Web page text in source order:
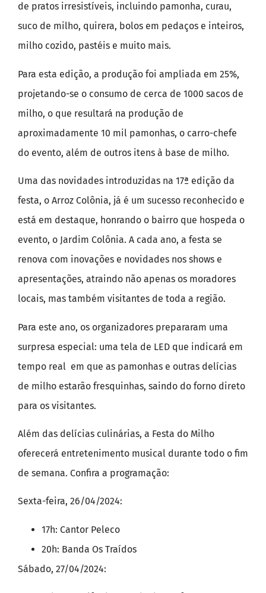
de pratos irresistíveis, incluindo pamonha, curau,
suco de milho, quirera, bolos em pedaços e inteiros,
milho cozido, pastéis e muito mais.
Para esta edição, a produção foi ampliada em 25%,
projetando-se o consumo de cerca de 1000 sacos de
milho, o que resultará na produção de
aproximadamente 10 mil pamonhas, o carro-chefe
do evento, além de outros itens à base de milho.
Uma das novidades introduzidas na 17ª edição da
festa, o Arroz Colônia, já é um sucesso reconhecido e
está em destaque, honrando o bairro que hospeda o
evento, o Jardim Colônia. A cada ano, a festa se
renova com inovações e novidades nos shows e
apresentações, atraindo não apenas os moradores
locais, mas também visitantes de toda a região.
Para este ano, os organizadores prepararam uma
surpresa especial: uma tela de LED que indicará em
tempo real em que as pamonhas e outras delícias
de milho estarão fresquinhas, saindo do forno direto
para os visitantes.
Além das delícias culinárias, a Festa do Milho
oferecerá entretenimento musical durante todo o fim
de semana. Confira a programação:
Sexta-feira, 26/04/2024:
17h: Cantor Peleco
20h: Banda Os Traídos
Sábado, 27/04/2024: